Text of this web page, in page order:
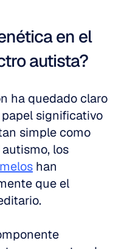
en el
autista?
ha quedado claro
significativo
simple como
han
que el